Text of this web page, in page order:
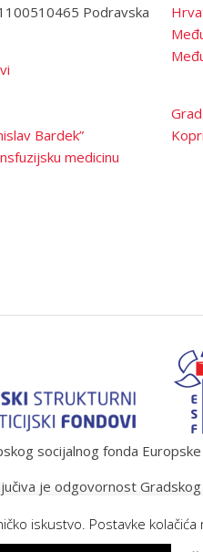
Podravska
Bardek”
medicinu
socijalnog fonda
je odgovornost
iskustvo. Postavke